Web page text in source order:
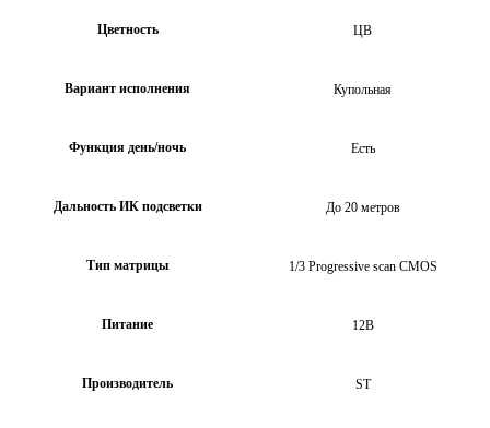
Цветность ЦВ
Вариант исполнения Купольная
Функция день/ночь Есть
Дальность ИК подсветки До 20 метров
Тип матрицы 1/3 Progressive scan CMOS
Питание 12В
Производитель ST